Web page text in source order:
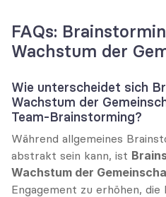
FAQs:
Wachstum der
Wie unterscheidet sich
Wachstum der
Team-Brainstorming?
Während allgemeines
abstrakt sein kann, ist
Wachstum der
Engagement zu erhöhen,